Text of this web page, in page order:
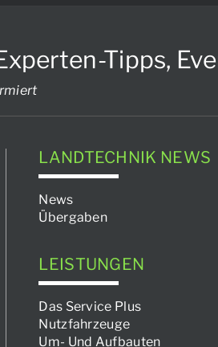
Tipps,
LANDTECHNIK NEWS
News
Übergaben
LEISTUNGEN
Das Service Plus
Nutzfahrzeuge
Um- Und Aufbauten